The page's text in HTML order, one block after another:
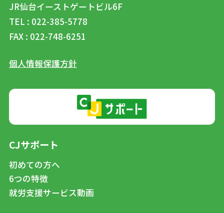
JR仙台イーストゲートビル6F
TEL : 022-385-5778
FAX : 022-748-6251
個人情報保護方針
CJサポート
初めての方へ
6つの特徴
就労支援サービス動画